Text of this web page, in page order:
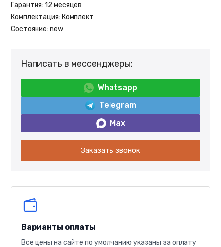
Гарантия: 12 месяцев
Комплектация: Комплект
Состояние: new
Написать в мессенджеры:
Whatsapp
Telegram
Max
Заказать звонок
Варианты оплаты
Все цены на сайте по умолчанию указаны за оплату